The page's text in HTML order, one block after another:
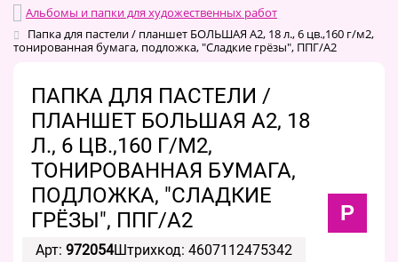
Альбомы и папки для художественных работ
Папка для пастели / планшет БОЛЬШАЯ А2, 18 л., 6 цв.,160 г/м2,
тонированная бумага, подложка, "Сладкие грёзы", ППГ/А2
ПАПКА ДЛЯ ПАСТЕЛИ /
ПЛАНШЕТ БОЛЬШАЯ А2, 18
Л., 6 ЦВ.,160 Г/М2,
ТОНИРОВАННАЯ БУМАГА,
ПОДЛОЖКА, "СЛАДКИЕ
ГРЁЗЫ", ППГ/А2
P
Арт: 972054Штрихкод: 4607112475342